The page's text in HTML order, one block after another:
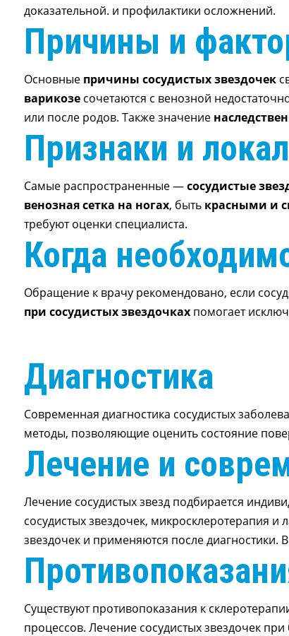
доказательной. и профилактики осложнений.
Причины и
Основные причины сосудистых звездочек
варикозесочетаются с венозной
или после родов. Также значение
Признаки и
Самые распространенные —сосудистые
венозная сетка на ногах, быть красными и
требуют оценки специалиста.
Когда
Обращение к врачу рекомендовано, если
при сосудистых звездочкахпомогает
Диагностика
Современная диагностика сосудистых
методы, позволяющие оценить состояние
Лечение и
Лечение сосудистых звезд подбирается
сосудистых звездочек, микросклеротерапия
звездочек и применяются после диагностики.
Существуют противопоказания к
процессов. Лечение сосудистых звездочек